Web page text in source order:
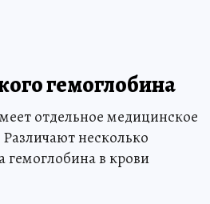
гемоглобина
отдельное медицинское
несколько
гемоглобина в крови